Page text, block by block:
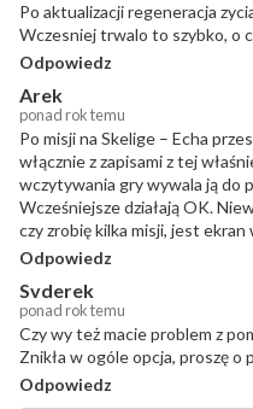
Po aktualizacji regeneracja
Wczesniej trwalo to szybko, o
Odpowiedz
Arek
ponad rok temu
Po misji na Skelige – Echa
włącznie z zapisami z tej
wczytywania gry wywala ją do
Wcześniejsze działają OK.
czy zrobię kilka misji, jest
Odpowiedz
Svderek
ponad rok temu
Czy wy też macie problem z
Znikła w ogóle opcja, proszę o
Odpowiedz